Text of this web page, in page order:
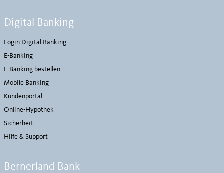
Digital Banking
Login Digital Banking
E-Banking
E-Banking bestellen
Mobile Banking
Kundenportal
Online-Hypothek
Sicherheit
Hilfe & Support
Bernerland Bank